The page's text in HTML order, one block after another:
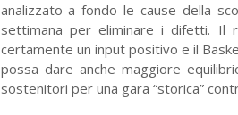
analizzato a fondo le cause della
settimana per eliminare i difetti. Il
certamente un input positivo e il
possa dare anche maggiore
sostenitori per una gara “storica”